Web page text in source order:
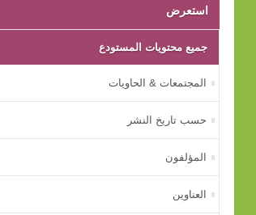
استعرض
جميع محتويات المستودع
المجتمعات & الحاويات
حسب تاريخ النشر
المؤلفون
العناوين